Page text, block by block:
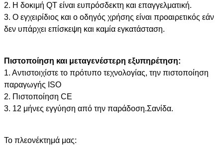
2. Η δοκιμή QT είναι ευπρόσδεκτη και επαγγελματική.
3. Ο εγχειρίδιος και ο οδηγός χρήσης είναι προαιρετικός εάν
δεν υπάρχει επίσκεψη και καμία εγκατάσταση.
Πιστοποίηση και μεταγενέστερη εξυπηρέτηση:
1. Αντιστοιχίστε το πρότυπο τεχνολογίας, την πιστοποίηση
παραγωγής ISO
2. Πιστοποίηση CE
3. 12 μήνες εγγύηση από την παράδοση.Σανίδα.
Το πλεονέκτημά μας: